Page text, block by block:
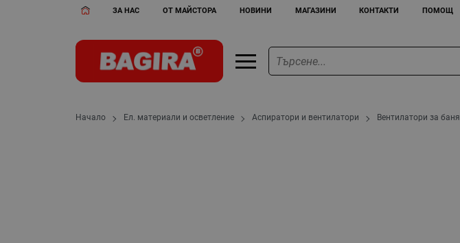
ЗА НАС ОТ МАЙСТОРА НОВИНИ МАГАЗИНИ КОНТАКТИ ПОМОЩ
Начало Ел. материали и осветление Аспиратори и вентилатори Вентилатори за баня